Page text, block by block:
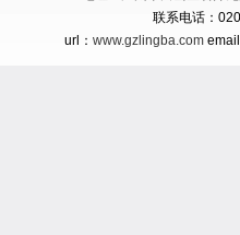
联系电话：
url： www.gzlingba.com